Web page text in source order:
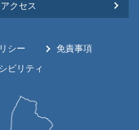
アクセス
シー
免責事項
ビリティ